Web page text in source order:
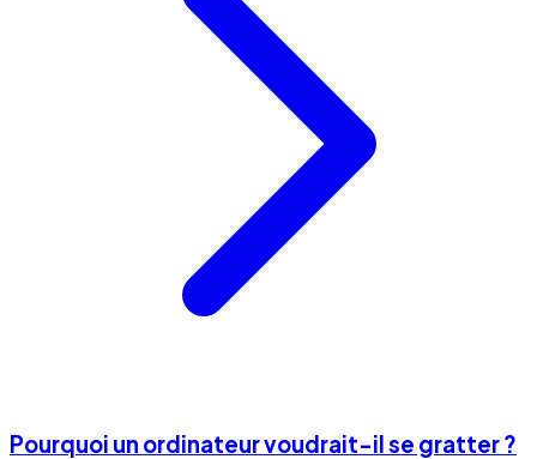
Pourquoi un ordinateur voudrait-il se gratter ?